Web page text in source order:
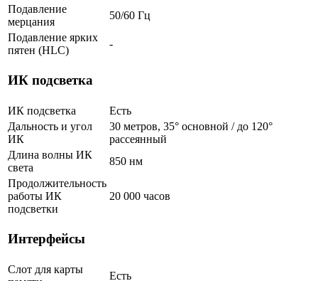
Подавление
мерцания
50/60 Гц
Подавление ярких
пятен (HLC)
-
ИК подсветка
ИК подсветка
Есть
Дальность и угол
ИК
30 метров, 35° основной / до 120°
рассеянный
Длина волны ИК
света
850 нм
Продолжительность
работы ИК
подсветки
20 000 часов
Интерфейсы
Слот для карты
Есть